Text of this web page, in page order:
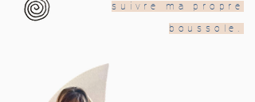
suivre ma propre
boussole.